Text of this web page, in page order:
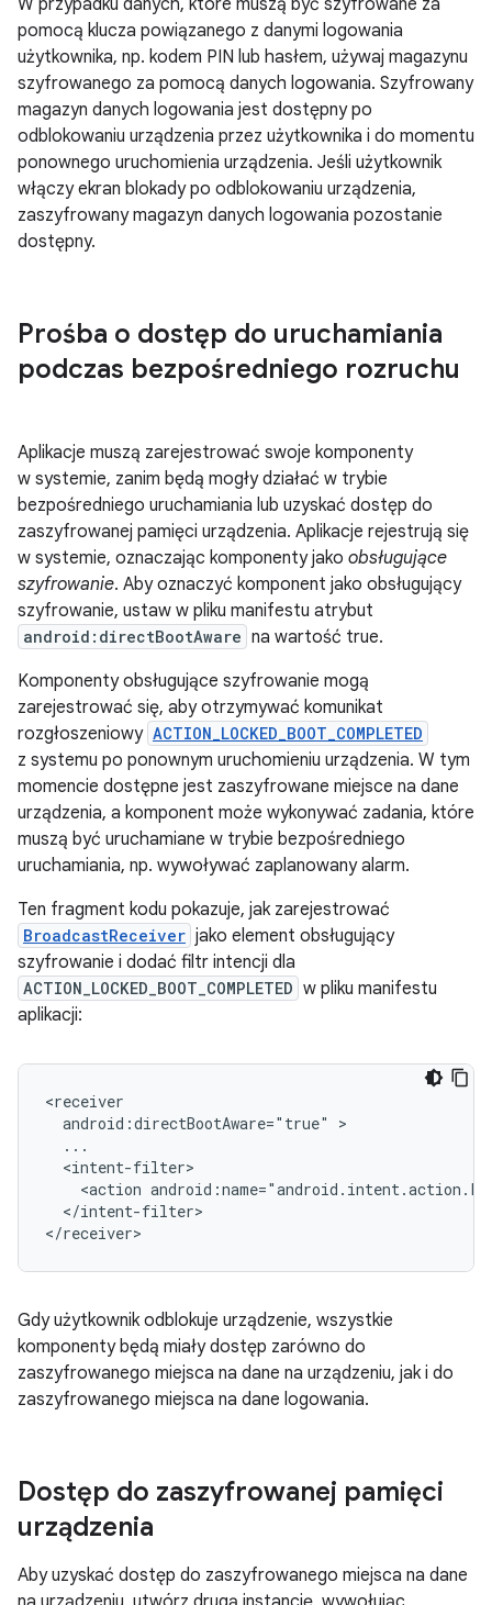
W przypadku danych, które muszą być szyfrowane za
pomocą klucza powiązanego z danymi logowania
użytkownika, np. kodem PIN lub hasłem, używaj magazynu
szyfrowanego za pomocą danych logowania. Szyfrowany
magazyn danych logowania jest dostępny po
odblokowaniu urządzenia przez użytkownika i do momentu
ponownego uruchomienia urządzenia. Jeśli użytkownik
włączy ekran blokady po odblokowaniu urządzenia,
zaszyfrowany magazyn danych logowania pozostanie
dostępny.
Prośba o dostęp do uruchamiania
podczas bezpośredniego rozruchu
Aplikacje muszą zarejestrować swoje komponenty
w systemie, zanim będą mogły działać w trybie
bezpośredniego uruchamiania lub uzyskać dostęp do
zaszyfrowanej pamięci urządzenia. Aplikacje rejestrują się
w systemie, oznaczając komponenty jako obsługujące
szyfrowanie. Aby oznaczyć komponent jako obsługujący
szyfrowanie, ustaw w pliku manifestu atrybut
android:directBootAware na wartość true.
Komponenty obsługujące szyfrowanie mogą
zarejestrować się, aby otrzymywać komunikat
rozgłoszeniowy ACTION_LOCKED_BOOT_COMPLETED
z systemu po ponownym uruchomieniu urządzenia. W tym
momencie dostępne jest zaszyfrowane miejsce na dane
urządzenia, a komponent może wykonywać zadania, które
muszą być uruchamiane w trybie bezpośredniego
uruchamiania, np. wywoływać zaplanowany alarm.
Ten fragment kodu pokazuje, jak zarejestrować
BroadcastReceiver jako element obsługujący
szyfrowanie i dodać filtr intencji dla
ACTION_LOCKED_BOOT_COMPLETED w pliku manifestu
aplikacji:
android:directBootAware="true"
<action
</intent-filter>
</receiver>
Gdy użytkownik odblokuje urządzenie, wszystkie
komponenty będą miały dostęp zarówno do
zaszyfrowanego miejsca na dane na urządzeniu, jak i do
zaszyfrowanego miejsca na dane logowania.
Dostęp do zaszyfrowanej pamięci
urządzenia
Aby uzyskać dostęp do zaszyfrowanego miejsca na dane